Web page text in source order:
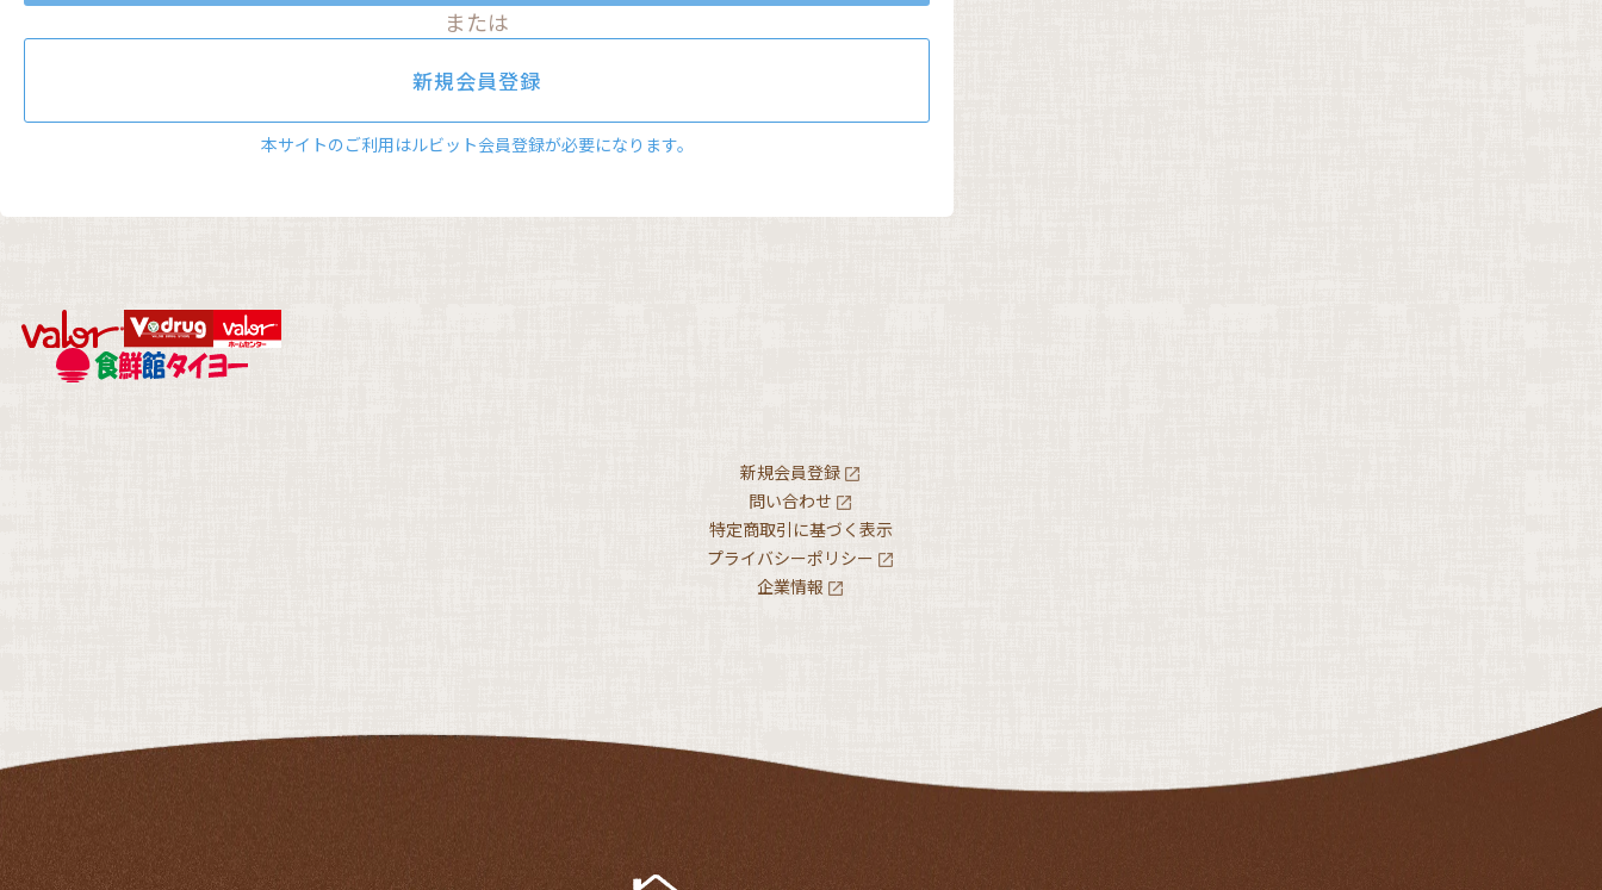
または
新規会員登録
本サイトのご利用はルビット会員登録が必要になります。
新規会員登録
問い合わせ
特定商取引に基づく表示
プライバシーポリシー
企業情報